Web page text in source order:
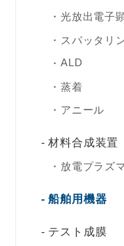
光放出電子
スパッタリ
ALD
蒸着
アニール
材料合成装置
放電プラズ
船舶用機器
テスト成膜